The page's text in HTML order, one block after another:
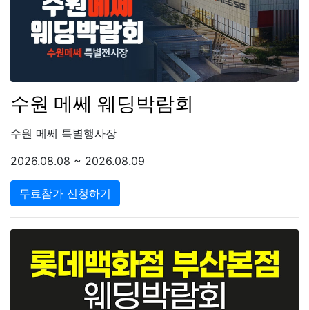
수원 메쎄 웨딩박람회
수원 메쎄 특별행사장
2026.08.08 ~ 2026.08.09
무료참가 신청하기